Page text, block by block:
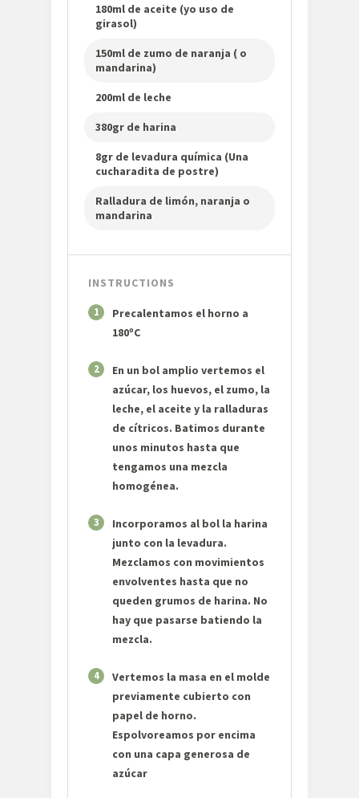
180ml de aceite (yo uso de
girasol)
150ml de zumo de naranja ( o
mandarina)
200ml de leche
380gr de harina
8gr de levadura química (Una
cucharadita de postre)
Ralladura de limón, naranja o
mandarina
INSTRUCTIONS
1
Precalentamos el horno a
180ºC
2
En un bol amplio vertemos el
azúcar, los huevos, el zumo, la
leche, el aceite y la ralladuras
de cítricos. Batimos durante
unos minutos hasta que
tengamos una mezcla
homogénea.
3
Incorporamos al bol la harina
junto con la levadura.
Mezclamos con movimientos
envolventes hasta que no
queden grumos de harina. No
hay que pasarse batiendo la
mezcla.
4
Vertemos la masa en el molde
previamente cubierto con
papel de horno.
Espolvoreamos por encima
con una capa generosa de
azúcar